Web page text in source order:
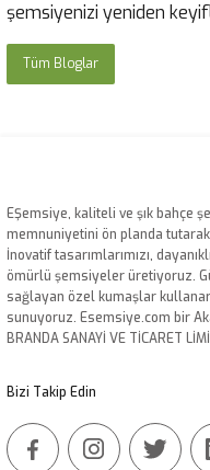
şemsiyenizi yeniden
Tüm Bloglar
EŞemsiye, kaliteli ve şık bahçe
memnuniyetini ön planda
İnovatif tasarımlarımızı,
ömürlü şemsiyeler üretiyoruz.
sağlayan özel kumaşlar
sunuyoruz. Esemsiye.com bir
BRANDA SANAYİ VE TİCARET
Bizi Takip Edin